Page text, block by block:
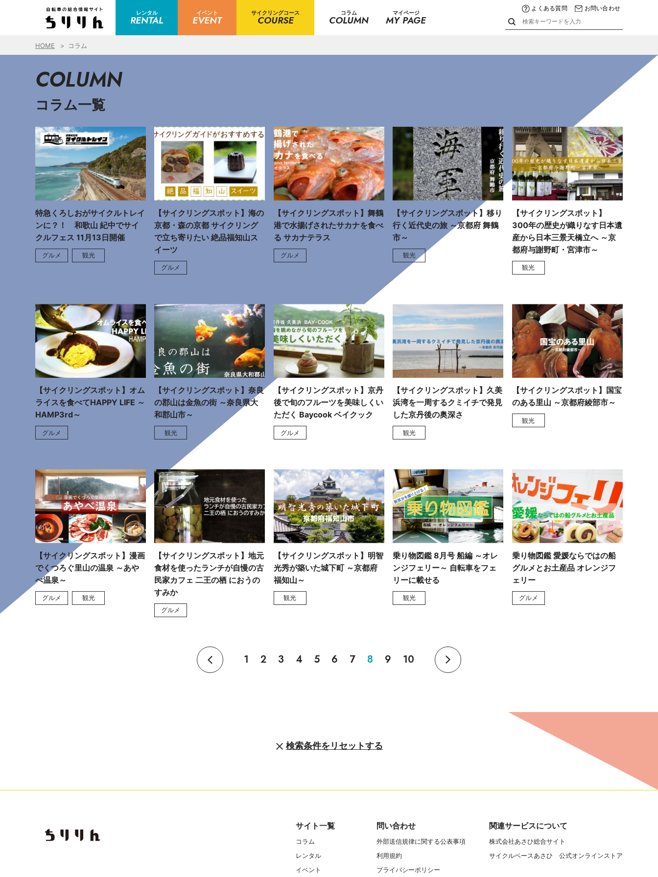
レンタル
RENTAL
イベント
EVENT
サイクリングコース
COURSE
コラム
COLUMN
マイページ
MY PAGE
よくある質問 お問い合わせ
HOME コラム
COLUMN
コラム一覧
特急くろしおがサイクルトレイ
ンに？！ 和歌山 紀中でサイ
クルフェス 11月13日開催
グルメ 観光
【サイクリングスポット】海の
京都・森の京都 サイクリング
で立ち寄りたい 絶品福知山ス
イーツ
グルメ
【サイクリングスポット】舞鶴
港で水揚げされたサカナを食べ
る サカナテラス
グルメ
【サイクリングスポット】移り
行く近代史の旅 ～京都府 舞鶴
市～
観光
【サイクリングスポット】
300年の歴史が織りなす日本遺
産から日本三景天橋立へ ～京
都府与謝野町・宮津市～
観光
【サイクリングスポット】オム
ライスを食べてHAPPY LIFE ～
HAMP3rd～
グルメ
【サイクリングスポット】奈良
の郡山は金魚の街 ～奈良県大
和郡山市～
観光
【サイクリングスポット】京丹
後で旬のフルーツを美味しくい
ただく Baycook ベイクック
グルメ
【サイクリングスポット】久美
浜湾を一周するクミイチで発見
した京丹後の奥深さ
観光
【サイクリングスポット】国宝
のある里山 ～京都府綾部市～
観光
【サイクリングスポット】漫画
でくつろぐ里山の温泉 ～あや
べ温泉～
グルメ 観光
【サイクリングスポット】地元
食材を使ったランチが自慢の古
民家カフェ 二王の栖 におうの
すみか
グルメ
【サイクリングスポット】明智
光秀が築いた城下町 ～京都府
福知山～
観光
乗り物図鑑 8月号 船編 ～オレ
ンジフェリー～ 自転車をフェ
リーに載せる
観光
乗り物図鑑 愛媛ならではの船
グルメとお土産品 オレンジフ
ェリー
グルメ
1 2 3 4 5 6 7 8 9 10
検索条件をリセットする
サイト一覧
コラム
レンタル
イベント
問い合わせ
外部送信規律に関する公表事項
利用規約
プライバシーポリシー
関連サービスについて
株式会社あさひ総合サイト
サイクルベースあさひ 公式オンラインストア